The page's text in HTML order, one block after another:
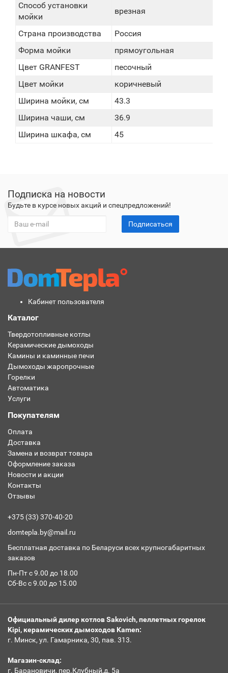
Способ установки
мойки
врезная
Страна производства
Россия
Форма мойки
прямоугольная
Цвет GRANFEST
песочный
Цвет мойки
коричневый
Ширина мойки, см
43.3
Ширина чаши, см
36.9
Ширина шкафа, см
45
Подписка на новости
Будьте в курсе новых акций и спецпредложений!
Подписаться
Кабинет пользователя
Каталог
Твердотопливные котлы
Керамические дымоходы
Камины и каминные печи
Дымоходы жаропрочные
Горелки
Автоматика
Услуги
Покупателям
Оплата
Доставка
Замена и возврат товара
Оформление заказа
Новости и акции
Контакты
Отзывы
+375 (33) 370-40-20
domtepla.by@mail.ru
Бесплатная доставка по Беларуси всех крупногабаритных
заказов
Пн-Пт с 9.00 до 18.00
Сб-Вс с 9.00 до 15.00
Официальный дилер котлов Sakovich, пеллетных горелок
Kipi, керамических дымоходов Kamen:
г. Минск, ул. Гамарника, 30, пав. 313.
Магазин-склад:
г. Барановичи, пер.Клубный,д. 5а